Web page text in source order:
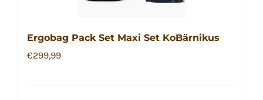
Ergobag Pack Set Maxi Set KoBärnikus
€299,99